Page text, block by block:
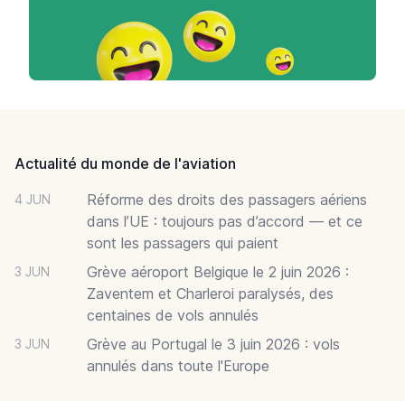
Actualité du monde de l'aviation
4 JUN
Réforme des droits des passagers aériens
dans l’UE : toujours pas d’accord — et ce
sont les passagers qui paient
3 JUN
Grève aéroport Belgique le 2 juin 2026 :
Zaventem et Charleroi paralysés, des
centaines de vols annulés
3 JUN
Grève au Portugal le 3 juin 2026 : vols
annulés dans toute l'Europe